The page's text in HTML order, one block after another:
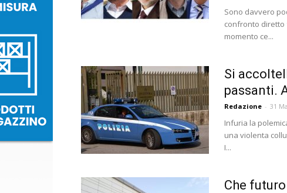
Sono davvero
confronto diretto
momento ce...
Si
passanti.
Redazione - 31
Infuria la
una violenta
I...
Che